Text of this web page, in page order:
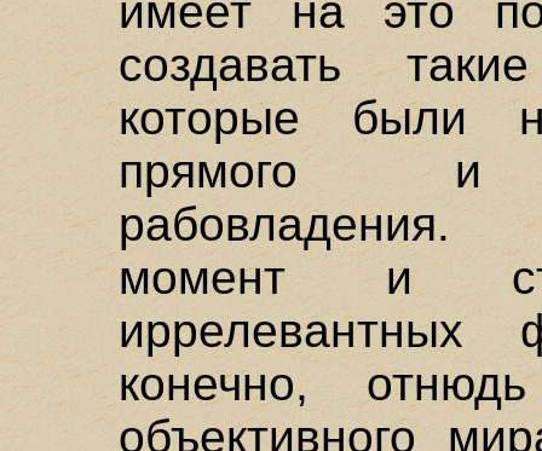
имеет на это
создавать
которые были
прямого и
рабовладения.
момент и
конечно,
объективного